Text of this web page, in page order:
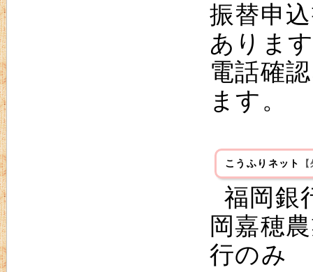
振替申
ありま
電話確
ます。
こうふりネット
福岡銀
岡嘉穂
行のみ